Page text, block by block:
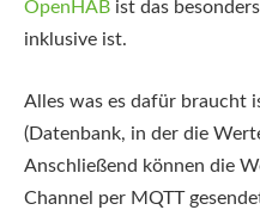
OpenHAB ist das
inklusive ist.
Alles was es dafür braucht
(Datenbank, in der die
Anschließend können die
Channel per MQTT